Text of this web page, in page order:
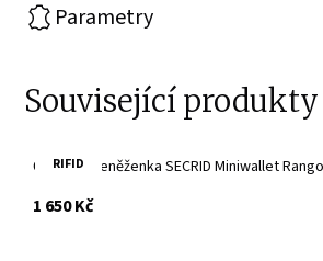
Parametry
Související produkty
RIFID
Červená peněženka SECRID Miniwallet
1 650 Kčs DPH